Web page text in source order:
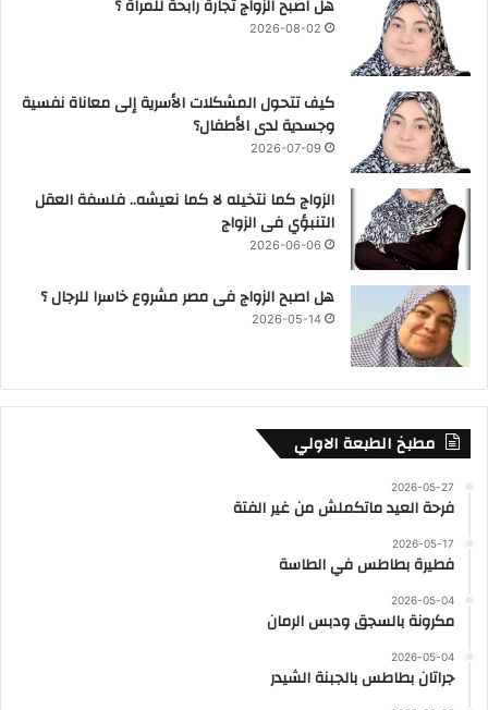
هل اصبح الزواج تجارة رابحة للمراة ؟
2026-08-02
كيف تتحول المشكلات الأسرية إلى معاناة نفسية
وجسدية لدى الأطفال؟
2026-07-09
الزواج كما نتخيله لا كما نعيشه.. فلسفة العقل
التنبؤي فى الزواج
2026-06-06
هل اصبح الزواج فى مصر مشروع خاسرا للرجال ؟
2026-05-14
مطبخ الطبعة الاولي
2026-05-27
فرحة العيد ماتكملش من غير الفتة
2026-05-17
فطيرة بطاطس في الطاسة
2026-05-04
مكرونة بالسجق ودبس الرمان
2026-05-04
جراتان بطاطس بالجبنة الشيدر